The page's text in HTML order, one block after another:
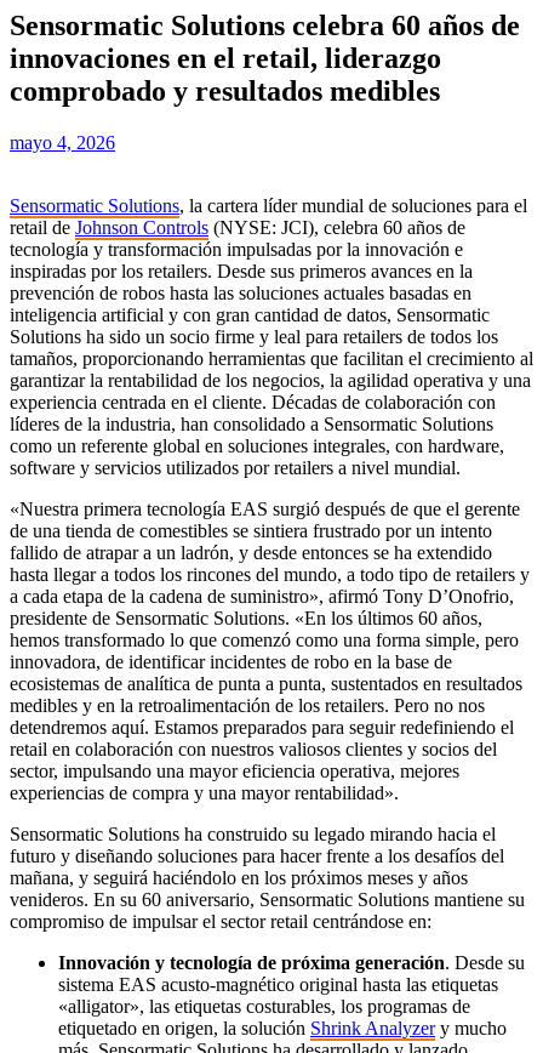
Sensormatic Solutions celebra 60 años de
innovaciones en el retail, liderazgo
comprobado y resultados medibles
mayo 4, 2026
Sensormatic Solutions, la cartera líder mundial de soluciones para el
retail de Johnson Controls (NYSE: JCI), celebra 60 años de
tecnología y transformación impulsadas por la innovación e
inspiradas por los retailers. Desde sus primeros avances en la
prevención de robos hasta las soluciones actuales basadas en
inteligencia artificial y con gran cantidad de datos, Sensormatic
Solutions ha sido un socio firme y leal para retailers de todos los
tamaños, proporcionando herramientas que facilitan el crecimiento al
garantizar la rentabilidad de los negocios, la agilidad operativa y una
experiencia centrada en el cliente. Décadas de colaboración con
líderes de la industria, han consolidado a Sensormatic Solutions
como un referente global en soluciones integrales, con hardware,
software y servicios utilizados por retailers a nivel mundial.
«Nuestra primera tecnología EAS surgió después de que el gerente
de una tienda de comestibles se sintiera frustrado por un intento
fallido de atrapar a un ladrón, y desde entonces se ha extendido
hasta llegar a todos los rincones del mundo, a todo tipo de retailers y
a cada etapa de la cadena de suministro», afirmó Tony D’Onofrio,
presidente de Sensormatic Solutions. «En los últimos 60 años,
hemos transformado lo que comenzó como una forma simple, pero
innovadora, de identificar incidentes de robo en la base de
ecosistemas de analítica de punta a punta, sustentados en resultados
medibles y en la retroalimentación de los retailers. Pero no nos
detendremos aquí. Estamos preparados para seguir redefiniendo el
retail en colaboración con nuestros valiosos clientes y socios del
sector, impulsando una mayor eficiencia operativa, mejores
experiencias de compra y una mayor rentabilidad».
Sensormatic Solutions ha construido su legado mirando hacia el
futuro y diseñando soluciones para hacer frente a los desafíos del
mañana, y seguirá haciéndolo en los próximos meses y años
venideros. En su 60 aniversario, Sensormatic Solutions mantiene su
compromiso de impulsar el sector retail centrándose en:
Innovación y tecnología de próxima generación. Desde su
sistema EAS acusto-magnético original hasta las etiquetas
«alligator», las etiquetas costurables, los programas de
etiquetado en origen, la solución Shrink Analyzery mucho